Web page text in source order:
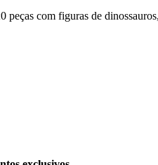
peças com figuras de